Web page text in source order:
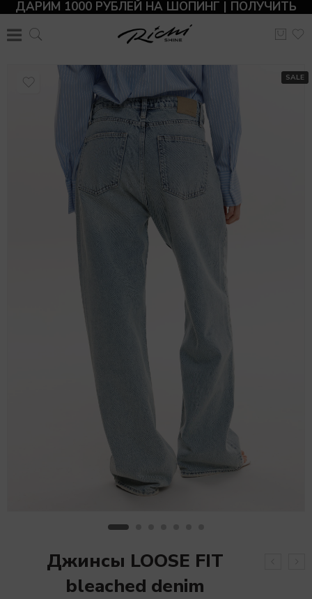
ДАРИМ 1000 РУБЛЕЙ НА ШОПИНГ | ПОЛУЧИТЬ
SALE
Джинсы LOOSE FIT
bleached denim